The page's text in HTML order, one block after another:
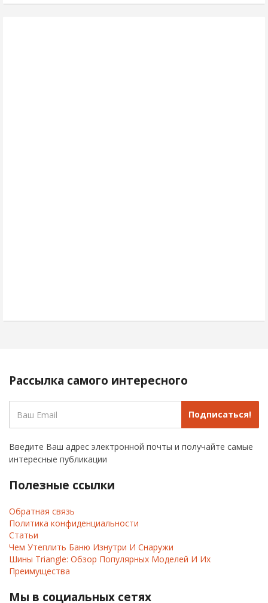
Рассылка самого интересного
Подписаться!
Введите Ваш адрес электронной почты и получайте самые
интересные публикации
Полезные ссылки
Обратная связь
Политика конфиденциальности
Статьи
Чем Утеплить Баню Изнутри И Снаружи
Шины Triangle: Обзор Популярных Моделей И Их
Преимущества
Мы в социальных сетях